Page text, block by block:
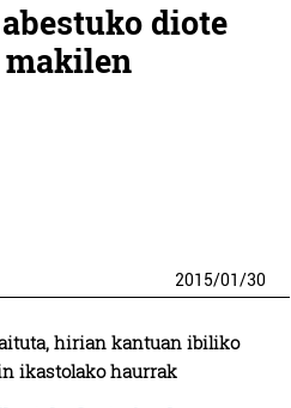
diote
makilen
2015/01/30
hirian kantuan ibiliko
ikastolako haurrak